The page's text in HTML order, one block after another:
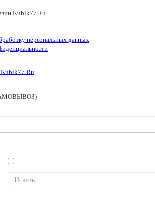
Kubik77.Ru
персональных данных